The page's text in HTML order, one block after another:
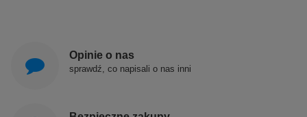
Opinie o nas
sprawdź, co napisali o nas inni